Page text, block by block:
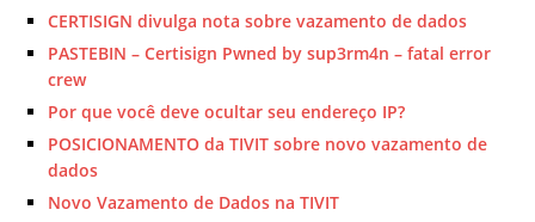
CERTISIGN divulga nota sobre vazamento de dados
PASTEBIN – Certisign Pwned by sup3rm4n – fatal error
crew
Por que você deve ocultar seu endereço IP?
POSICIONAMENTO da TIVIT sobre novo vazamento de
dados
Novo Vazamento de Dados na TIVIT